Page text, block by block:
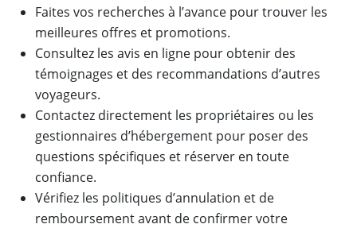
Faites vos recherches à l’avance pour trouver les
meilleures offres et promotions.
Consultez les avis en ligne pour obtenir des
témoignages et des recommandations d’autres
voyageurs.
Contactez directement les propriétaires ou les
gestionnaires d’hébergement pour poser des
questions spécifiques et réserver en toute
confiance.
Vérifiez les politiques d’annulation et de
remboursement avant de confirmer votre